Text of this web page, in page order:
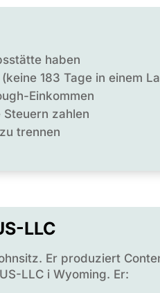
haben
183 Tage in einem
Einkommen
Steuern zahlen
trennen
LLC
Er produziert
LLC i Wyoming. Er: